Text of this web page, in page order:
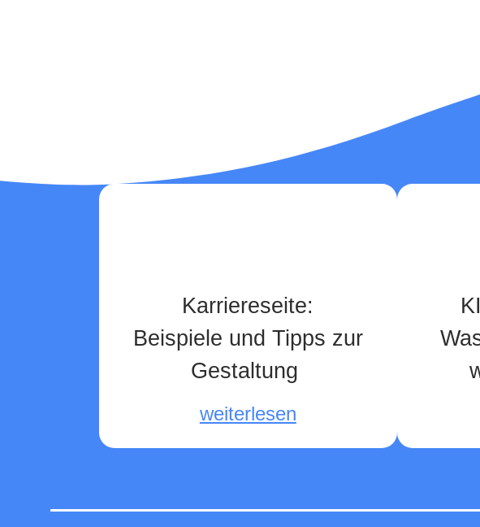
Karriereseite:
Beispiele und Tipps zur
Gestaltung ​
weiterlesen